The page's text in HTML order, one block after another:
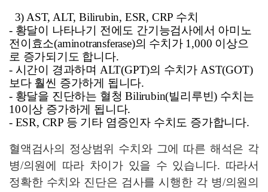
3) AST, ALT, Bilirubin, ESR, CRP 수치
- 황달이 나타나기 전에도 간기능검사에서 아미노
전이효소(aminotransferase)의 수치가 1,000 이상으
로 증가되기도 합니다.
- 시간이 경과하며 ALT(GPT)의 수치가 AST(GOT)
보다 훨씬 증가하게 됩니다.
- 황달을 진단하는 혈청 Bilirubin(빌리루빈) 수치는
10이상 증가하게 됩니다.
- ESR, CRP 등 기타 염증인자 수치도 증가합니다.
혈액검사의 정상범위 수치와 그에 따른 해석은 각
병/의원에 따라 차이가 있을 수 있습니다. 따라서
정확한 수치와 진단은 검사를 시행한 각 병/의원의